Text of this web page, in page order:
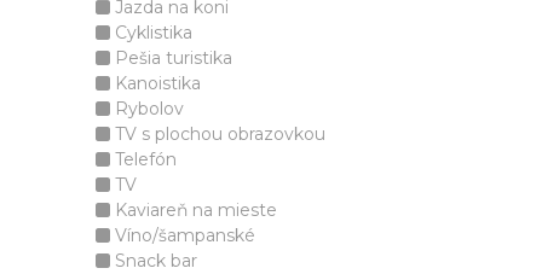
Jazda na koni
Cyklistika
Pešia turistika
Kanoistika
Rybolov
TV s plochou obrazovkou
Telefón
TV
Kaviareň na mieste
Víno/šampanské
Snack bar